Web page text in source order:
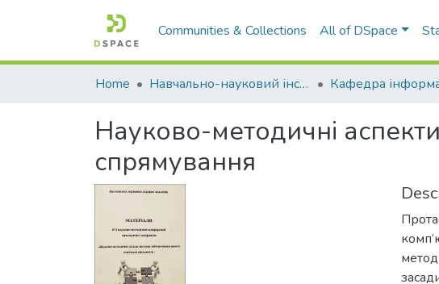
Communities & Collections All of DSpace
Home Навчально-науковий інститут економіки, управління, права та інформаційних технологій
Науково-методичні
спрямування